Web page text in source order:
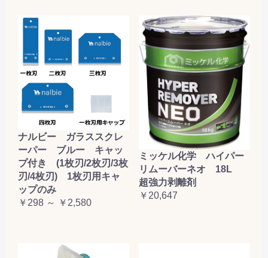
ナルビー ガラススクレ
ーパー ブルー キャッ
プ付き (1枚刃/2枚刃/3枚
刃/4枚刃) 1枚刃用キャ
ップのみ
￥298 ～ ￥2,580
ミッケル化学 ハイパー
リムーバーネオ 18L
超強力剥離剤
￥20,647